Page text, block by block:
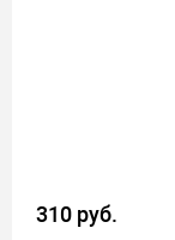
310 руб.